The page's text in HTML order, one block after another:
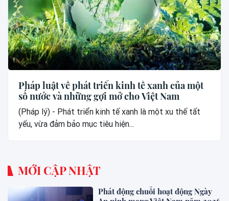
Pháp luật về phát triển kinh tế xanh của một
số nước và những gợi mở cho Việt Nam
(Pháp lý) - Phát triển kinh tế xanh là một xu thế tất
yếu, vừa đảm bảo mục tiêu hiện...
MỚI CẬP NHẬT
Phát động chuỗi hoạt động Ngày